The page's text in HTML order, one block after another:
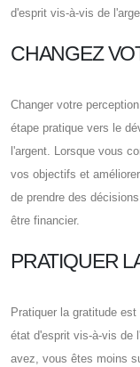
d'esprit vis-à-vis de
CHANGEZ
Changer votre
étape pratique vers le
l'argent. Lorsque vous
vos objectifs et
de prendre des
être financier.
PRATIQUER
Pratiquer la gratitude
état d'esprit vis-à-vis de
avez, vous êtes moins